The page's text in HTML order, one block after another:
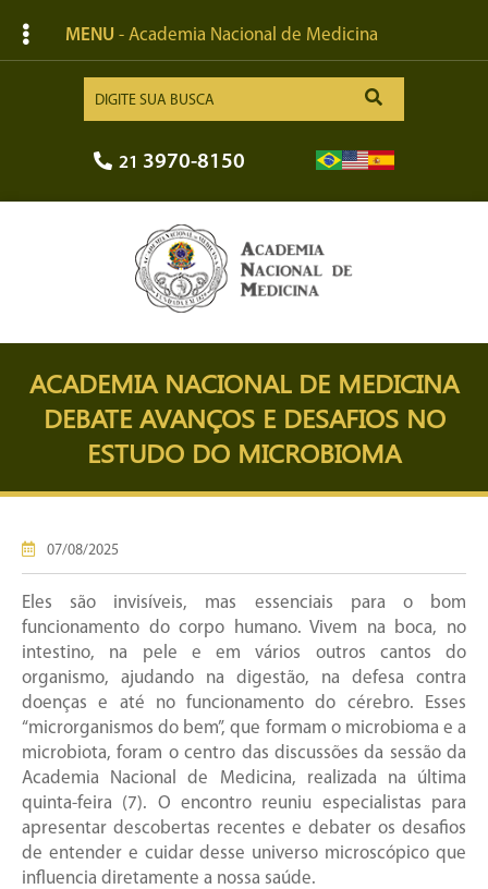
MENU - Academia Nacional de Medicina
21 3970-8150
ACADEMIA NACIONAL DE MEDICINA
DEBATE AVANÇOS E DESAFIOS NO
ESTUDO DO MICROBIOMA
07/08/2025
Eles são invisíveis, mas essenciais para o bom
funcionamento do corpo humano. Vivem na boca, no
intestino, na pele e em vários outros cantos do
organismo, ajudando na digestão, na defesa contra
doenças e até no funcionamento do cérebro. Esses
“microrganismos do bem”, que formam o microbioma e a
microbiota, foram o centro das discussões da sessão da
Academia Nacional de Medicina, realizada na última
quinta-feira (7). O encontro reuniu especialistas para
apresentar descobertas recentes e debater os desafios
de entender e cuidar desse universo microscópico que
influencia diretamente a nossa saúde.